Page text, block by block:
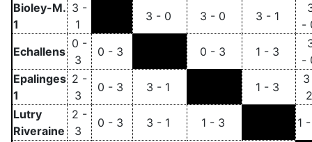
Bioley-M.
1
3 -
1
3 - 0 3 - 0 3 - 1
-
Echallens
0 -
3
0 - 3 0 - 3 1 - 3
-
Epalinges
1
2 -
3
0 - 3 3 - 1 1 - 3
Lutry
Riveraine
2 -
3
0 - 3 3 - 1 1 - 3 1